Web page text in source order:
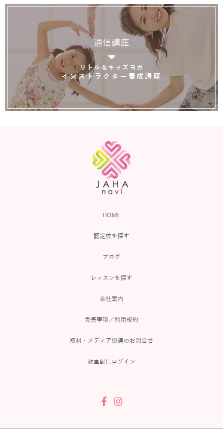
通信講座
リトル＆キッズヨガ
インストラクター養成講座
HOME
認定校を探す
ブログ
レッスンを探す
会社案内
免責事項／利用規約
取材・メディア関連のお問合せ
動画配信ログイン